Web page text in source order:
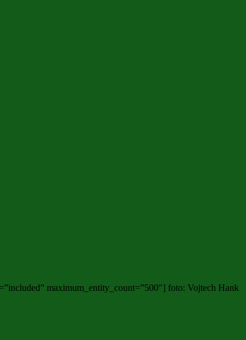
maximum_entity_count=”500″] foto: Vojtech Hank